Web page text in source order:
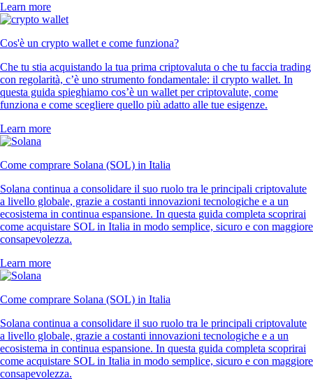
Learn more
Cos'è un crypto wallet e come funziona?
Che tu stia acquistando la tua prima criptovaluta o che tu faccia trading
con regolarità, c’è uno strumento fondamentale: il crypto wallet. In
questa guida spieghiamo cos’è un wallet per criptovalute, come
funziona e come scegliere quello più adatto alle tue esigenze.
Learn more
Come comprare Solana (SOL) in Italia
Solana continua a consolidare il suo ruolo tra le principali criptovalute
a livello globale, grazie a costanti innovazioni tecnologiche e a un
ecosistema in continua espansione. In questa guida completa scoprirai
come acquistare SOL in Italia in modo semplice, sicuro e con maggiore
consapevolezza.
Learn more
Come comprare Solana (SOL) in Italia
Solana continua a consolidare il suo ruolo tra le principali criptovalute
a livello globale, grazie a costanti innovazioni tecnologiche e a un
ecosistema in continua espansione. In questa guida completa scoprirai
come acquistare SOL in Italia in modo semplice, sicuro e con maggiore
consapevolezza.